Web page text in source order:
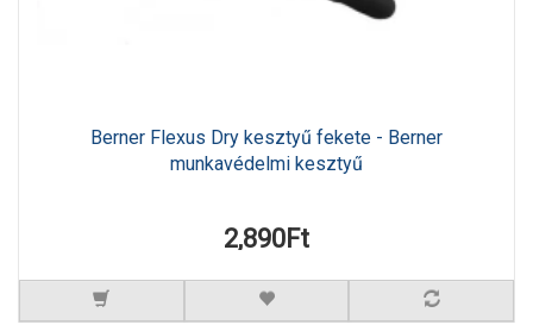
Berner Flexus Dry kesztyű fekete - Berner
munkavédelmi kesztyű
2,890Ft